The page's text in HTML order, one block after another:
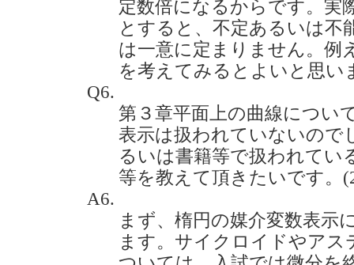
定数倍になるからです。実
とすると、不定あるいは不
は一意に定まりません。例
を考えてみるとよいと思い
Q6.
第３章平面上の曲線につい
表示は扱われていないので
るいは書籍等で扱われてい
等を教えて頂きたいです。
A6.
まず、楕円の媒介変数表示
ます。サイクロイドやア